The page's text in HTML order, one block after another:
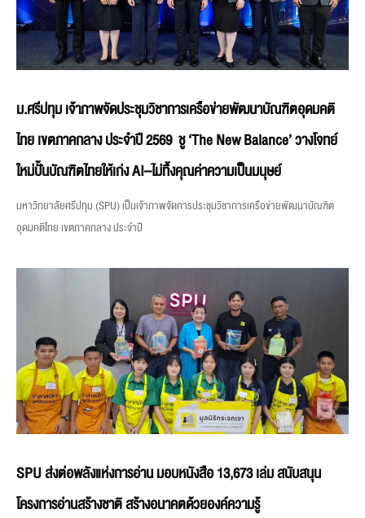
ม.ศรีปทุม เจ้าภาพจัดประชุมวิชาการเครือข่ายพัฒนาบัณฑิตอุดมคติ
ไทย เขตภาคกลาง ประจำปี 2569 ชู ‘The New Balance’ วางโจทย์
ใหม่ปั้นบัณฑิตไทยให้เก่ง AI–ไม่ทิ้งคุณค่าความเป็นมนุษย์
มหาวิทยาลัยศรีปทุม (SPU) เป็นเจ้าภาพจัดการประชุมวิชาการเครือข่ายพัฒนาบัณฑิต
อุดมคติไทย เขตภาคกลาง ประจำปี
SPU ส่งต่อพลังแห่งการอ่าน มอบหนังสือ 13,673 เล่ม สนับสนุน
โครงการอ่านสร้างชาติ สร้างอนาคตด้วยองค์ความรู้